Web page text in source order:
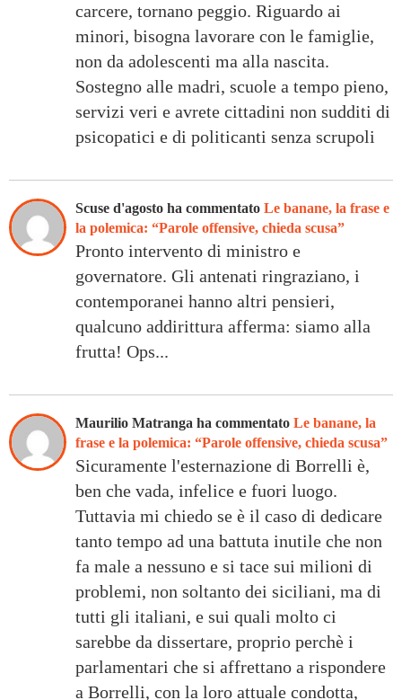
carcere, tornano peggio. Riguardo ai
minori, bisogna lavorare con le famiglie,
non da adolescenti ma alla nascita.
Sostegno alle madri, scuole a tempo pieno,
servizi veri e avrete cittadini non sudditi di
psicopatici e di politicanti senza scrupoli
Scuse d'agosto ha commentato Le banane, la frase e
la polemica: “Parole offensive, chieda scusa”
Pronto intervento di ministro e
governatore. Gli antenati ringraziano, i
contemporanei hanno altri pensieri,
qualcuno addirittura afferma: siamo alla
frutta! Ops...
Maurilio Matranga ha commentato Le banane, la
frase e la polemica: “Parole offensive, chieda scusa”
Sicuramente l'esternazione di Borrelli è,
ben che vada, infelice e fuori luogo.
Tuttavia mi chiedo se è il caso di dedicare
tanto tempo ad una battuta inutile che non
fa male a nessuno e si tace sui milioni di
problemi, non soltanto dei siciliani, ma di
tutti gli italiani, e sui quali molto ci
sarebbe da dissertare, proprio perchè i
parlamentari che si affrettano a rispondere
a Borrelli, con la loro attuale condotta,